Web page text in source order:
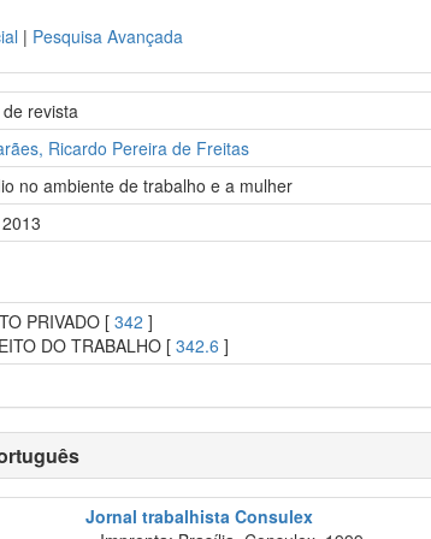
| Pesquisa Avançada
revista
Ricardo Pereira de Freitas
no ambiente de trabalho e a mulher
PRIVADO [342 ]
DO TRABALHO [342.6 ]
Jornal trabalhista Consulex